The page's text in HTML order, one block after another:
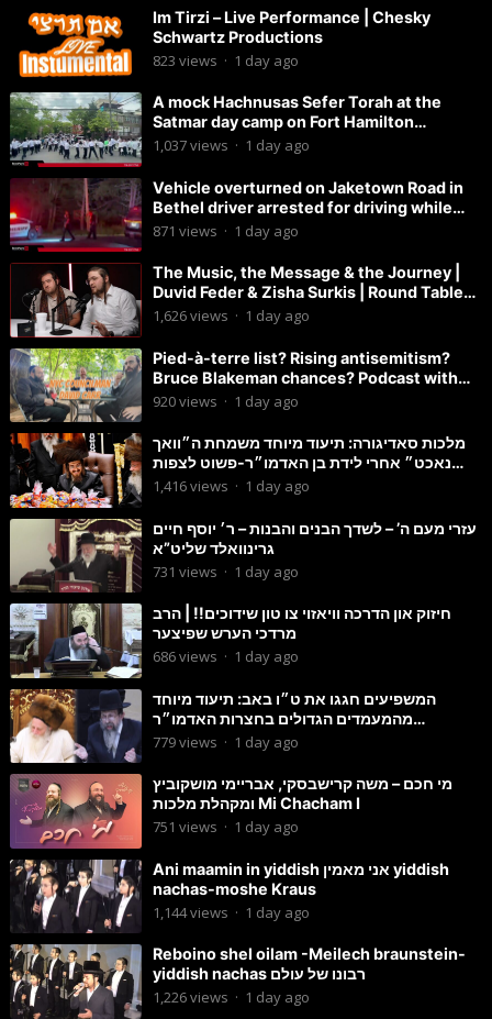
Im Tirzi – Live Performance | Chesky
Schwartz Productions
823 views · 1 day ago
A mock Hachnusas Sefer Torah at the
Satmar day camp on Fort Hamilton
Parkway.
1,037views · 1 day ago
Vehicle overturned on Jaketown Road in
Bethel driver arrested for driving while
intoxicated.
871 views · 1 day ago
The Music, the Message & the Journey |
Duvid Feder & Zisha Surkis | Round Table
#11
1,626views · 1 day ago
Pied-à-terre list? Rising antisemitism?
Bruce Blakeman chances? Podcast with
Councilman David Carr!
920views · 1 day ago
מלכות סאדיגורה: תיעוד מיוחד משמחת ה״וואך
נאכט״ אחרי לידת בן האדמו״ר-פשוט לצפות
ולהנות
1,416views · 1 day ago
עזרי מעם ה’ – לשדך הבנים והבנות – ר׳ יוסף חיים
גרינוואלד שליט”א
731 views · 1 day ago
חיזוק און הדרכה וויאזוי צו טון שידוכים!! | הרב
מרדכי הערש שפיצער
686views · 1 day ago
המשפיעים חגגו את ט״ו באב: תיעוד מיוחד
מהמעמדים הגדולים בחצרות האדמו״ר
מסטוטשין והגרי״מ מורגשטרן
779views · 1 day ago
מי חכם – משה קרישבסקי, אבריימי מושקוביץ
ומקהלת מלכות Mi Chacham I
751 views · 1 day ago
Ani maamin in yiddish אני מאמין yiddish
nachas-moshe Kraus
1,144views · 1 day ago
Reboino shel oilam -Meilech braunstein-
yiddish nachas רבונו של עולם
1,226views · 1 day ago